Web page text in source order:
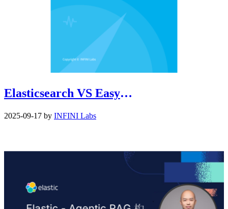
Elasticsearch VS Easysearch 性能测试报告
2025-09-17 by INFINI Labs